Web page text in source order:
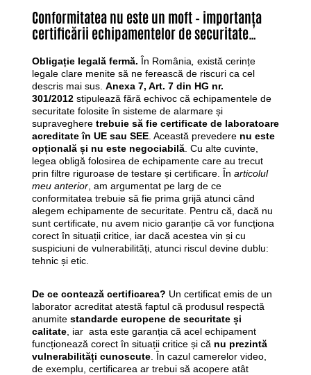
Conformitatea nu este un moft – importanța
certificării echipamentelor de securitate…
Obligație legală fermă. În România există cerințe
legale clare menite să ne ferească de riscuri ca cel
descris mai sus. Anexa 7, Art. 7 din HG nr.
301/2012stipulează fără echivoc că echipamentele de
securitate folosite în sisteme de alarmare și
supraveghere trebuie să fie certificate de laboratoare
acreditate în UE sau SEE. Această prevedere nu este
opțională și nu este negociabilă. Cu alte cuvinte,
legea obligă folosirea de echipamente care au trecut
prin filtre riguroase de testare și certificare. În articolul
meu anterior, am argumentat pe larg de ce
conformitatea trebuie să fie prima grijă atunci când
alegem echipamente de securitate. Pentru că, dacă nu
sunt certificate, nu avem nicio garanție că vor funcționa
corect în situații critice, iar dacă acestea vin și cu
suspiciuni de vulnerabilități, atunci riscul devine dublu:
tehnic și etic.
De ce contează certificarea? Un certificat emis de un
laborator acreditat atestă faptul că produsul respectă
anumite standarde europene de securitate și
calitate, iar asta este garanția că acel echipament
funcționează corect în situații critice și că nu prezintă
vulnerabilități cunoscute. În cazul camerelor video,
de exemplu, certificarea ar trebui să acopere atât